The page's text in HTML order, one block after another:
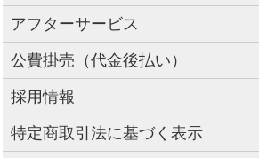
アフターサービス
公費掛売（代金後払い）
採用情報
特定商取引法に基づく表示